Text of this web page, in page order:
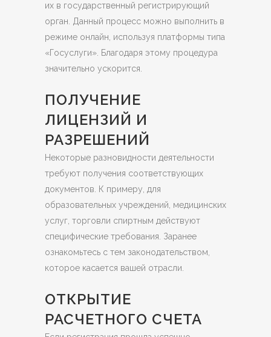
их в государственный регистрирующий
орган. Данный процесс можно выполнить в
режиме онлайн, используя платформы типа
«Госуслуги». Благодаря этому процедура
значительно ускорится.
ПОЛУЧЕНИЕ
ЛИЦЕНЗИЙ И
РАЗРЕШЕНИЙ
Некоторые разновидности деятельности
требуют получения соответствующих
документов. К примеру, для
образовательных учреждений, медицинских
услуг, торговли спиртным действуют
специфические требования. Заранее
ознакомьтесь с тем законодательством,
которое касается вашей отрасли.
ОТКРЫТИЕ
РАСЧЕТНОГО СЧЕТА